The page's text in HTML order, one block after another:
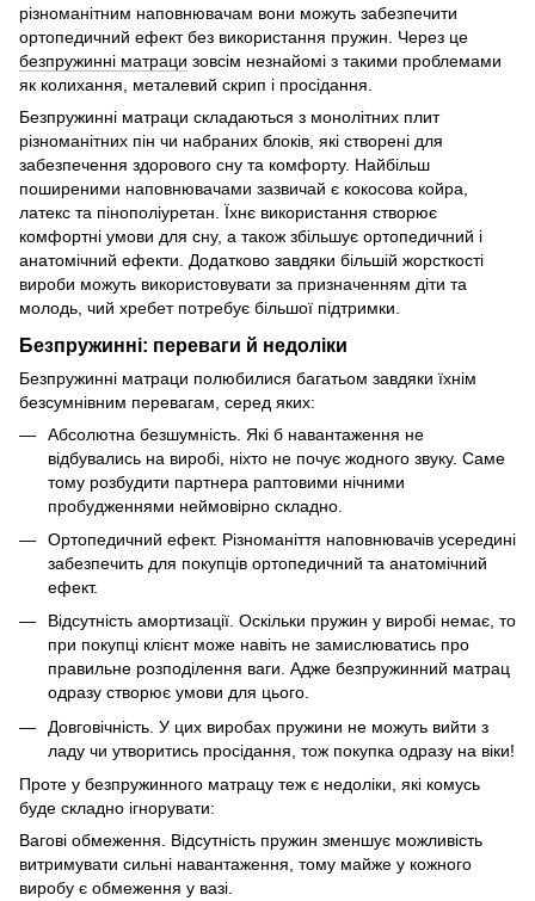
різноманітним наповнювачам вони можуть забезпечити
ортопедичний ефект без використання пружин. Через це
безпружинні матраци зовсім незнайомі з такими проблемами
як колихання, металевий скрип і просідання.
Безпружинні матраци складаються з монолітних плит
різноманітних пін чи набраних блоків, які створені для
забезпечення здорового сну та комфорту. Найбільш
поширеними наповнювачами зазвичай є кокосова койра,
латекс та пінополіуретан. Їхнє використання створює
комфортні умови для сну, а також збільшує ортопедичний і
анатомічний ефекти. Додатково завдяки більшій жорсткості
вироби можуть використовувати за призначенням діти та
молодь, чий хребет потребує більшої підтримки.
Безпружинні: переваги й недоліки
Безпружинні матраци полюбилися багатьом завдяки їхнім
безсумнівним перевагам, серед яких:
Абсолютна безшумність. Які б навантаження не
відбувались на виробі, ніхто не почує жодного звуку. Саме
тому розбудити партнера раптовими нічними
пробудженнями неймовірно складно.
Ортопедичний ефект. Різноманіття наповнювачів усередині
забезпечить для покупців ортопедичний та анатомічний
ефект.
Відсутність амортизації. Оскільки пружин у виробі немає, то
при покупці клієнт може навіть не замислюватись про
правильне розподілення ваги. Адже безпружинний матрац
одразу створює умови для цього.
Довговічність. У цих виробах пружини не можуть вийти з
ладу чи утворитись просідання, тож покупка одразу на віки!
Проте у безпружинного матрацу теж є недоліки, які комусь
буде складно ігнорувати:
Вагові обмеження. Відсутність пружин зменшує можливість
витримувати сильні навантаження, тому майже у кожного
виробу є обмеження у вазі.